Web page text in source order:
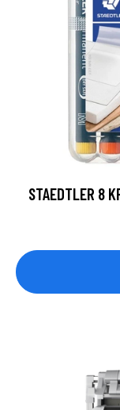
STAEDTLER 8